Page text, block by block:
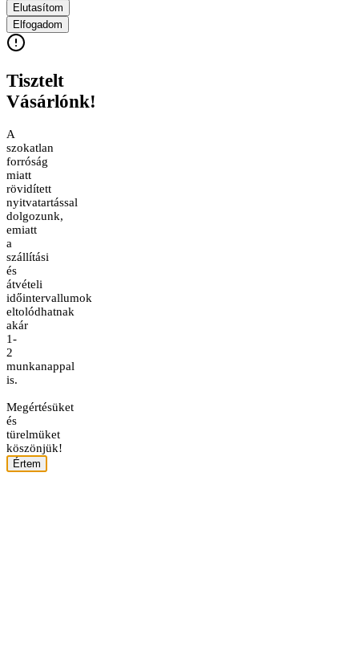
Elutasítom
Elfogadom
Tisztelt
Vásárlónk!
A
szokatlan
forróság
miatt
rövidített
nyitvatartással
dolgozunk,
emiatt
a
szállítási
és
átvételi
időintervallumok
eltolódhatnak
akár
1-
2
munkanappal
is.
Megértésüket
és
türelmüket
köszönjük!
Értem